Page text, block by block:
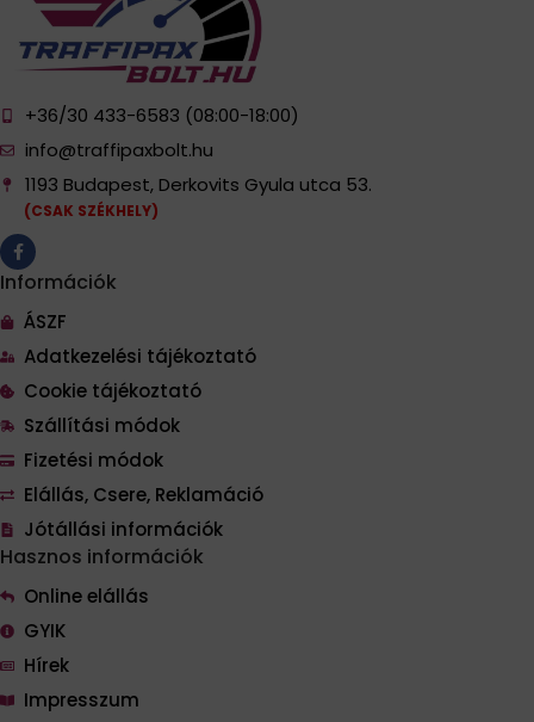
+36/30 433-6583 (08:00-18:00)
info@traffipaxbolt.hu
1193 Budapest, Derkovits Gyula utca 53.
(CSAK SZÉKHELY)
Információk
ÁSZF
Adatkezelési tájékoztató
Cookie tájékoztató
Szállítási módok
Fizetési módok
Elállás, Csere, Reklamáció
Jótállási információk
Hasznos információk
Online elállás
GYIK
Hírek
Impresszum